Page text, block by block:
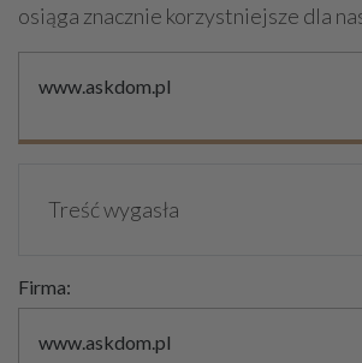
osiąga znacznie korzystniejsze dla
www.askdom.pl
Treść wygasła
Firma:
www.askdom.pl